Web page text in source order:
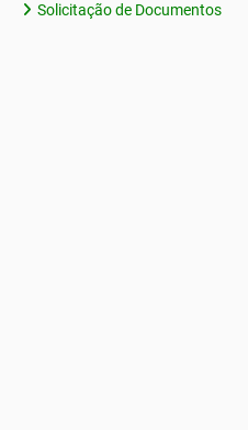
Solicitação de Documentos